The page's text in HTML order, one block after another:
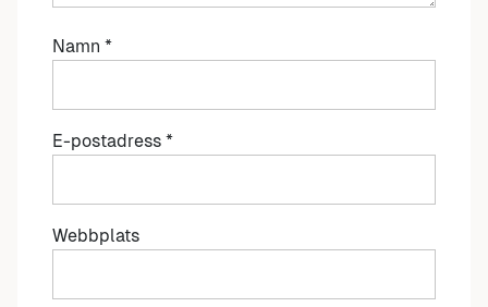
Namn *
E-postadress *
Webbplats